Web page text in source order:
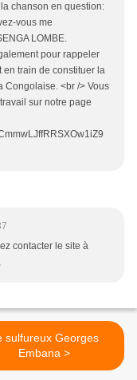
chanson en question:
vous me
LOMBE.
pour rappeler
en train de constituer la
Congolaise. <br /> Vous
sur notre page
contacter le site à
sulfureux Georges
Embana >